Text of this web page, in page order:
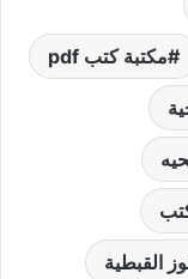
مكتبة كتب pdf
القبطية